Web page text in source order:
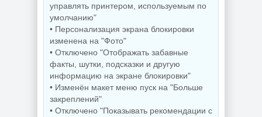
Создание
электронных
схем KiCad 10.0.5
Видеоплеер для
ПК KMPlayer
управлять принтером, используемым по
умолчанию"
• Персонализация экрана блокировки
изменена на "Фото"
• Отключено "Отображать забавные
факты, шутки, подсказки и другую
информацию на экране блокировки"
• Изменён макет меню пуск на "Больше
закреплений"
• Отключено "Показывать рекомендации с